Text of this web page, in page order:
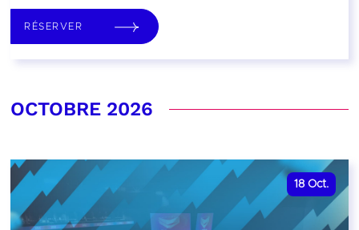
RÉSERVER
OCTOBRE 2026
18 Oct.